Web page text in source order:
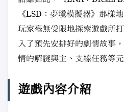
《LSD：夢境模擬器》那樣
玩家毫無受限地探索遊戲所
入了預先安排好的劇情故事
情的解謎與主、支線任務等元
遊戲內容介紹